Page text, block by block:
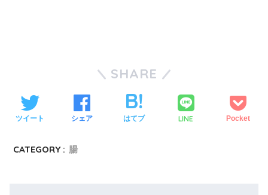
SHARE
ツイート シェア はてブ LINE Pocket
CATEGORY : 腸